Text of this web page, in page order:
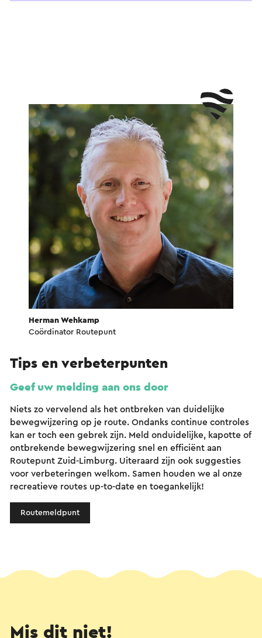
Herman Wehkamp
Coördinator Routepunt
Tips en verbeterpunten
Geef uw melding aan ons door
Niets zo vervelend als het ontbreken van duidelijke
bewegwijzering op je route. Ondanks continue controles
kan er toch een gebrek zijn. Meld onduidelijke, kapotte of
ontbrekende bewegwijzering snel en efficiënt aan
Routepunt Zuid-Limburg. Uiteraard zijn ook suggesties
voor verbeteringen welkom. Samen houden we al onze
recreatieve routes up-to-date en toegankelijk!
Routemeldpunt
Mis dit niet!